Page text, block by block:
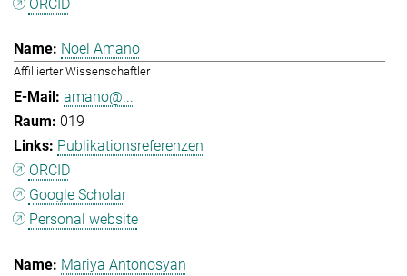
ORCID
Noel Amano
Affiliierter Wissenschaftler
amano@...
019
Publikationsreferenzen
ORCID
Google Scholar
Personal website
Mariya Antonosyan